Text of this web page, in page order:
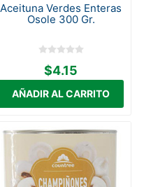
Aceituna Verdes Enteras
Osole 300 Gr.
$4.15